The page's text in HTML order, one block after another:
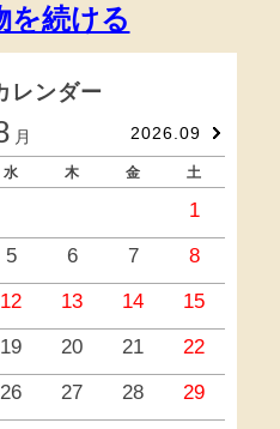
を続ける
レンダー
月 2026.09
水 木 金 土
1
5 6 7
8
12 13 14
15
19 20 21
22
26 27 28 29